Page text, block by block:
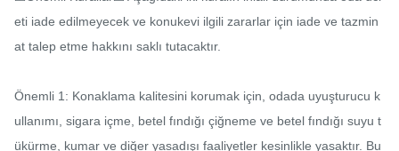
eti iade edilmeyecek ve konukevi ilgili zararlar için iade ve tazmin
at talep etme hakkını saklı tutacaktır.
Önemli 1: Konaklama kalitesini korumak için, odada uyuşturucu k
ullanımı, sigara içme, betel fındığı çiğneme ve betel fındığı suyu t
ükürme, kumar ve diğer yasadışı faaliyetler kesinlikle yasaktır. Bu